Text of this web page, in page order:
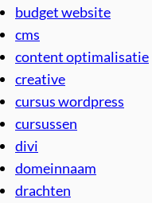
budget website
cms
content optimalisatie
creative
cursus wordpress
cursussen
divi
domeinnaam
drachten